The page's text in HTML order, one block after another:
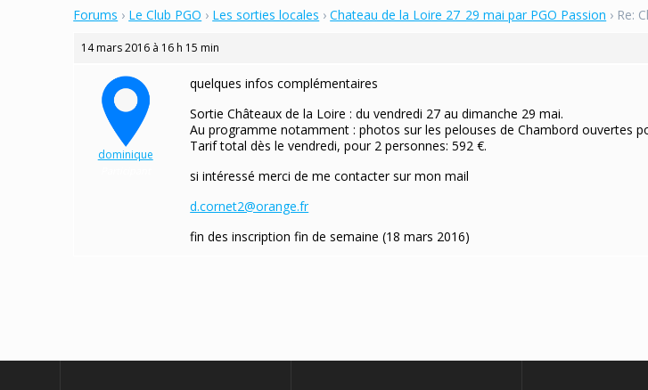
Forums › Le Club PGO › Les sorties locales › Chateau de la Loire 27_29 mai par PGO Passion › Re:
14 mars 2016 à 16 h 15 min
dominique
quelques infos complémentaires
Sortie Châteaux de la Loire : du vendredi 27 au dimanche 29 mai.
Au programme notamment : photos sur les pelouses de Chambord ouvertes
Tarif total dès le vendredi, pour 2 personnes: 592 €.
si intéressé merci de me contacter sur mon mail
d.cornet2@orange.fr
fin des inscription fin de semaine (18 mars 2016)